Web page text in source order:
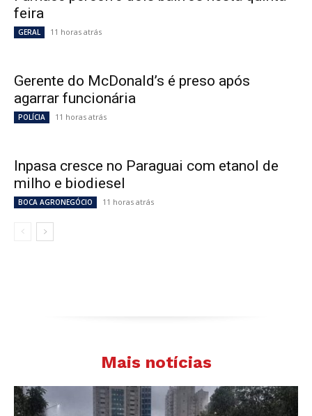
feira
GERAL 11 horas atrás
Gerente do McDonald’s é preso após
agarrar funcionária
POLÍCIA 11 horas atrás
Inpasa cresce no Paraguai com etanol de
milho e biodiesel
BOCA AGRONEGÓCIO 11 horas atrás
Mais notícias